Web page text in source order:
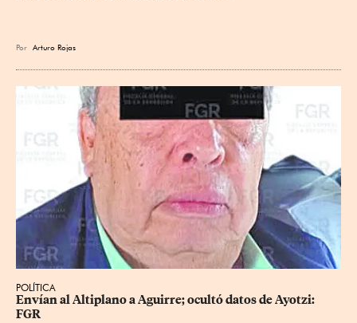
Por Arturo Rojas
POLÍTICA
Envían al Altiplano a Aguirre; ocultó datos de Ayotzi:
FGR